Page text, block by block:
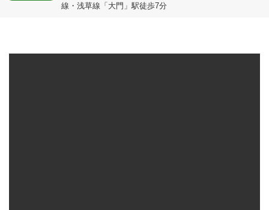
線・浅草線「大門」駅徒歩7分